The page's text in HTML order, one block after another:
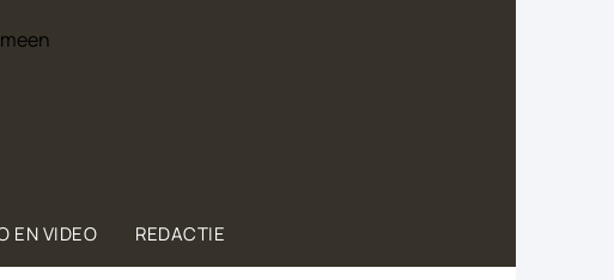
EN VIDEO REDACTIE